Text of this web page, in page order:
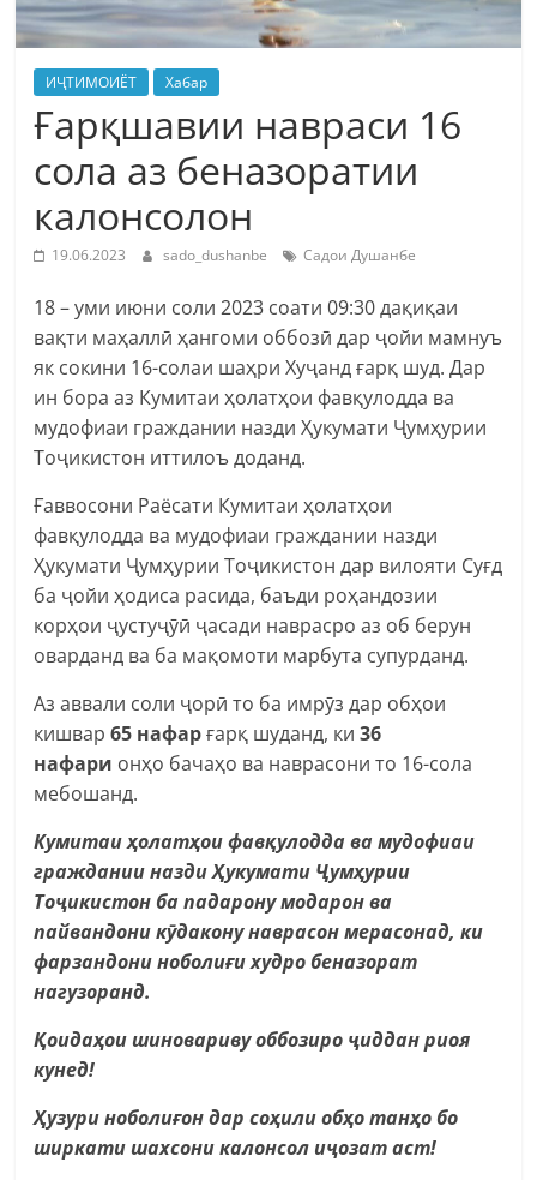
ИҶТИМОИЁТ Хабар
Ғарқшавии навраси 16
сола аз беназоратии
калонсолон
19.06.2023 sado_dushanbe Садои Душанбе
18 – уми июни соли 2023 соати 09:30 дақиқаи
вақти маҳаллӣ ҳангоми оббозӣ дар ҷойи мамнуъ
як сокини 16-солаи шаҳри Хуҷанд ғарқ шуд. Дар
ин бора аз Кумитаи ҳолатҳои фавқулодда ва
мудофиаи граждании назди Ҳукумати Ҷумҳурии
Тоҷикистон иттилоъ доданд.
Ғаввосони Раёсати Кумитаи ҳолатҳои
фавқулодда ва мудофиаи граждании назди
Ҳукумати Ҷумҳурии Тоҷикистон дар вилояти Суғд
ба ҷойи ҳодиса расида, баъди роҳандозии
корҳои ҷустуҷӯӣ ҷасади наврасро аз об берун
оварданд ва ба мақомоти марбута супурданд.
Аз аввали соли ҷорӣ то ба имрӯз дар обҳои
кишвар65 нафарғарқ шуданд, ки36
нафари онҳо бачаҳо ва наврасони то 16-сола
мебошанд.
Кумитаи ҳолатҳои фавқулодда ва мудофиаи
граждании назди Ҳукумати Ҷумҳурии
Тоҷикистон ба падарону модарон ва
пайвандони кӯдакону наврасон мерасонад, ки
фарзандони ноболиғи худро беназорат
нагузоранд.
Қоидаҳои шиновариву оббозиро ҷиддан риоя
кунед!
Ҳузури ноболиғон дар соҳили обҳо танҳо бо
ширкати шахсони калонсол иҷозат аст!